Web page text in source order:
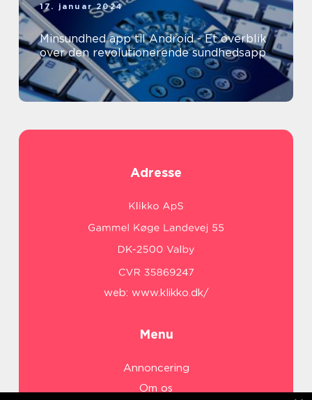
17. januar 2024
Minsundhed app til Android - Et overblik
over den revolutionerende sundhedsapp
Adresse
web: www.klikko.dk/
Menu
Annoncering
Om os